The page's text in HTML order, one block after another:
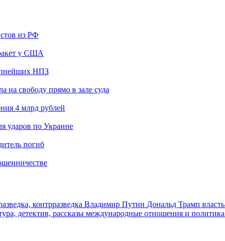
из РФ
у США
НПЗ
на свободу прямо в зале суда
4 млрд рублей
ударов по Украине
погиб
контрразведка Владимир Путин Дональд Трамп власть
детектив, рассказы международные отношения и политика